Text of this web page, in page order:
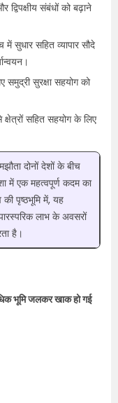
संबंधों को बढ़ाने
में सुधार सहित व्यापार सौदे
समुद्री सुरक्षा सहयोग को
सहित सहयोग के लिए
दोनों देशों के बीच
में एक महत्वपूर्ण कदम का
की पृष्ठभूमि में, यह
लाभ के अवसरों
है।
भूमि जलकर खाक हो गई